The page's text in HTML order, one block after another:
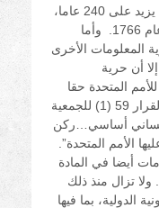
منح الناس هذ الحق في السويد قبل ما يزيد على 240 عاما،
وهو ما أطلق عليه قانون حرية النشر عام 1766. وأما
المعلومات الأخرى
فقد اقتُرحت منذ عام 1990، إلا أن حرية
المتحدة حقا
أساسيا دوليا 14 ديسمبر عام 1946. فالقرار 59 (1) للجمعية
أساسي…ركن
الأمم المتحدة”.
أيضا في المادة
ولا تزال منذ ذلك
الدولية، بما فيها